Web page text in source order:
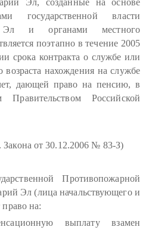
государственной власти
и органами местного
поэтапно в течение 2005
срока контракта о службе или
возраста нахождения на службе
дающей право на пенсию, в
Правительством Российской
Закона от 30.12.2006 № 83-З)
Противопожарной
Эл (лица начальствующего и
на:
выплату взамен